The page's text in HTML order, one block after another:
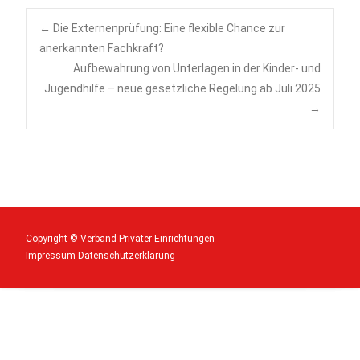
Post
navigation
← Die Externenprüfung: Eine flexible Chance zur
anerkannten Fachkraft?
Aufbewahrung von Unterlagen in der Kinder- und
Jugendhilfe – neue gesetzliche Regelung ab Juli 2025
→
Copyright © Verband Privater Einrichtungen
Impressum Datenschutzerklärung